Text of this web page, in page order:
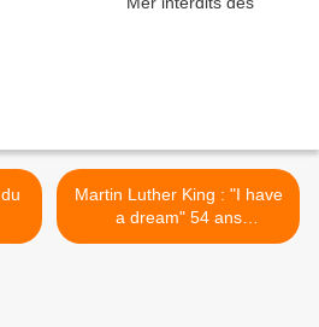
Martin Luther King : "I have
a dream" 54 ans
aujourd'hui >